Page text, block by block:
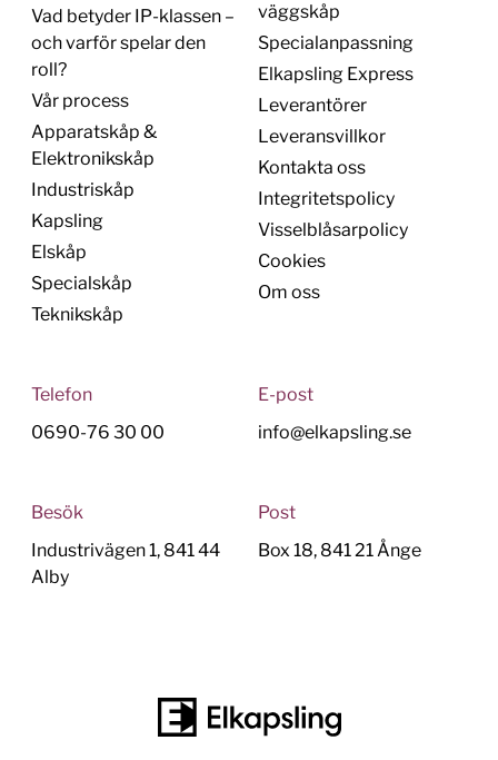
Vad betyder IP-klassen –
och varför spelar den
roll?
Vår process
Apparatskåp &
Elektronikskåp
Industriskåp
Kapsling
Elskåp
Specialskåp
Teknikskåp
väggskåp
Specialanpassning
Elkapsling Express
Leverantörer
Leveransvillkor
Kontakta oss
Integritetspolicy
Visselblåsarpolicy
Cookies
Om oss
Telefon
0690-76 30 00
E-post
info@elkapsling.se
Besök
Industrivägen 1, 841 44
Alby
Post
Box 18, 841 21 Ånge